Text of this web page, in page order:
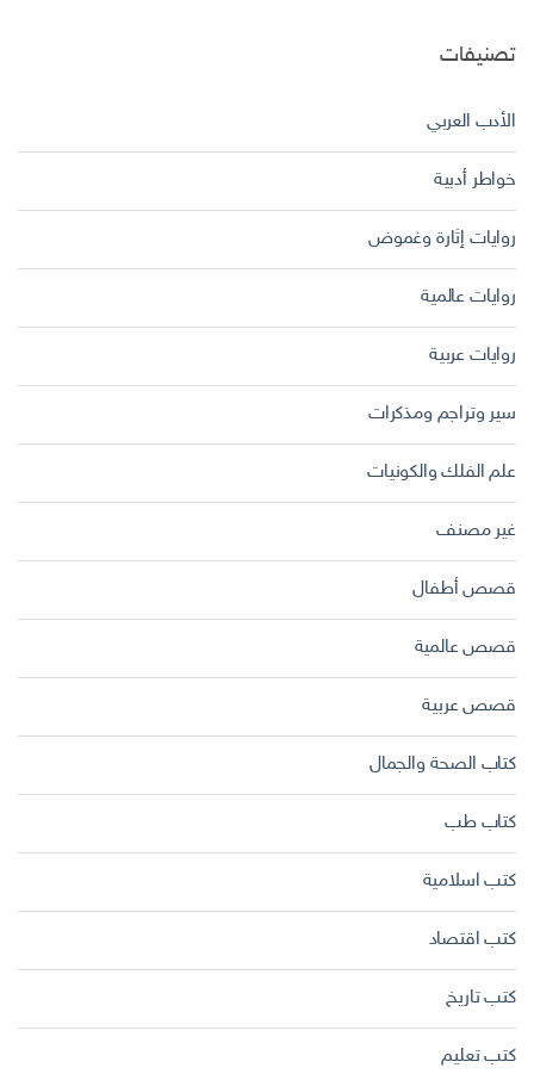
تصنيفات
الأدب العربي
خواطر أدبية
روايات إثارة وغموض
روايات عالمية
روايات عربية
سير وتراجم ومذكرات
علم الفلك والكونيات
غير مصنف
قصص أطفال
قصص عالمية
قصص عربية
كتاب الصحة والجمال
كتاب طب
كتب اسلامية
كتب اقتصاد
كتب تاريخ
كتب تعليم